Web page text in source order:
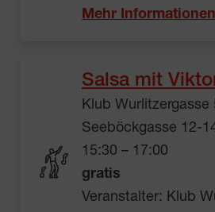
Mehr Informationen
Salsa mit
Klub Wurlitzergasse
Seeböckgasse 12-
15:30 – 17:00
gratis
Veranstalter: Klub